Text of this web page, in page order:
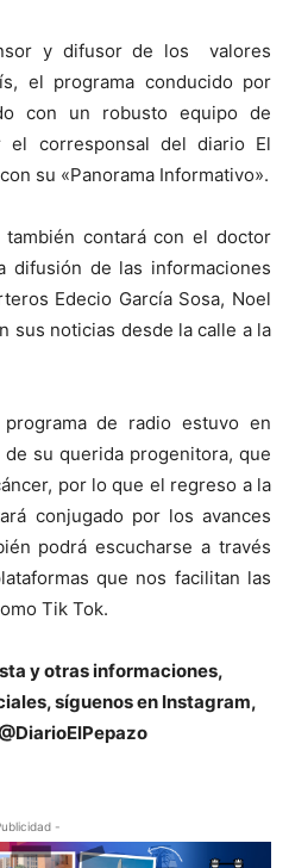
y difusor de los valores
el programa conducido por
con un robusto equipo de
el corresponsal del diario El
su «Panorama Informativo».
contará con el doctor
difusión de las informaciones
Edecio García Sosa, Noel
sus noticias desde la calle a la
de radio estuvo en
su querida progenitora, que
por lo que el regreso a la
conjugado por los avances
podrá escucharse a través
que nos facilitan las
Tik Tok.
y otras informaciones,
síguenos en Instagram,
-